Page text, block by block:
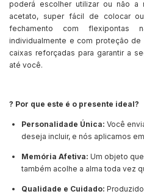
poderá escolher utilizar ou não a
acetato, super fácil de colocar
fechamento com flexipontas
individualmente e com proteção
caixas reforçadas para garantir a
até você.
? Por que este é o presente ideal?
Personalidade Única: Você
deseja incluir, e nós aplicamos
Memória Afetiva: Um objeto
também acolhe a alma toda vez
Qualidade e Cuidado: